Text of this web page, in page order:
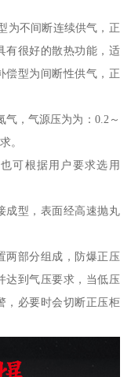
为不间断连续供气，正
有很好的散热功能，适
偿型为间断性供气，正
，气源压为为：0.2～
。
可根据用户要求选用
成型，表面经高速抛丸
两部分组成，防爆正压
达到气压要求，当低压
，必要时会切断正压柜